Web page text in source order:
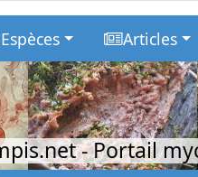
Espèces Articles
- Portail